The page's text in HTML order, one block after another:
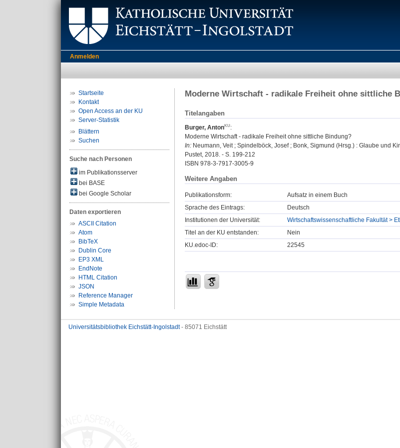
Anmelden
Startseite
Kontakt
Open Access an der KU
Server-Statistik
Blättern
Suchen
Suche nach Personen
im Publikationsserver
bei BASE
bei Google Scholar
Daten exportieren
ASCII Citation
Atom
BibTeX
Dublin Core
EP3 XML
EndNote
HTML Citation
JSON
Reference Manager
Simple Metadata
Moderne Wirtschaft - radikale Freiheit ohne sittliche
Titelangaben
Burger, Anton
:
Moderne Wirtschaft - radikale Freiheit ohne sittliche Bindung?
In: Neumann, Veit ; Spindelböck, Josef ; Bonk, Sigmund (Hrsg.) : Glaube und
Pustet, 2018. - S. 199-212
ISBN 978-3-7917-3005-9
Weitere Angaben
Publikationsform:
Aufsatz in einem Buch
Sprache des Eintrags:
Deutsch
Institutionen der Universität:
Wirtschaftswissenschaftliche Fakultät >
Titel an der KU entstanden:
Nein
KU.edoc-ID:
22545
Universitätsbibliothek Eichstätt-Ingolstadt- 85071 Eichstätt